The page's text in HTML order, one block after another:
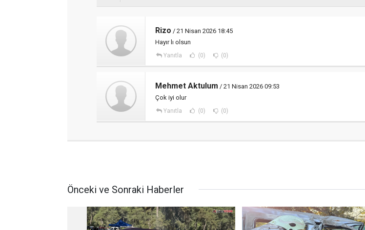
Rizo / 21 Nisan 2026 18:45
Hayır lı olsun
Yanıtla (0) (0)
Mehmet Aktulum / 21 Nisan 2026 09:53
Çok iyi olur
Yanıtla (0) (0)
Önceki ve Sonraki Haberler